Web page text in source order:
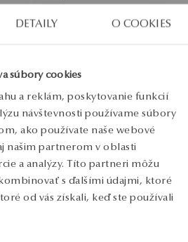
DETAILY O COOKIES
súbory cookies
a reklám, poskytovanie funkcií
návštevnosti používame súbory
ako používate naše webové
našim partnerom v oblasti
a analýzy. Títo partneri môžu
s ďalšími údajmi, ktoré
od vás získali, keď ste používali
Mini
SALE
SALE
SALE
DO -50%
Zobraziť produkty
Zobraziť produkty